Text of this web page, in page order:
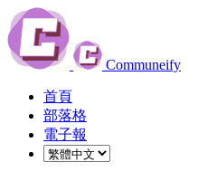
Communeify
首頁
部落格
電子報